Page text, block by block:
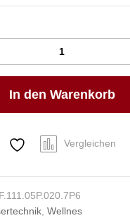
In den Warenkorb
Vergleichen
,Wellnes